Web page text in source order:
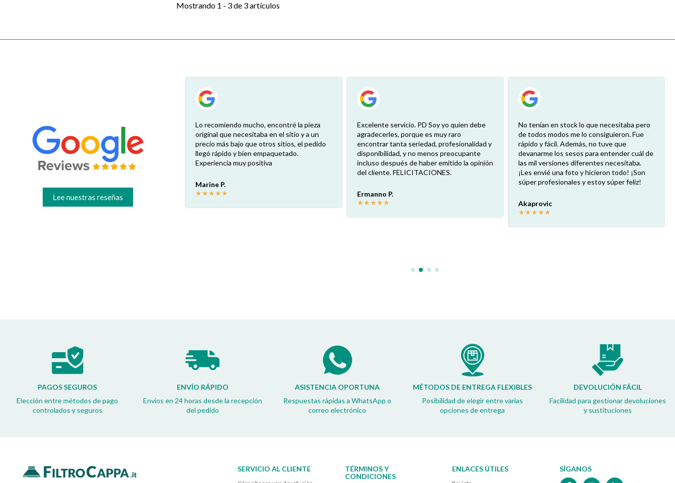
Mostrando 1 - 3 de 3 artículos
Lee nuestras reseñas
Excelente experiencia. Es necesario enviar
la foto de la etiqueta del producto para que
el vendedor verifique los repuestos
exactos. Atenta y rápida respuesta. Ahorro
garantizado respecto a los minoristas
físicos locales: unos 30€ por pieza en mi
Lo recomiendo mucho, encontré la pieza
original que necesitaba en el sitio y a un
precio más bajo que otros sitios, el pedido
llegó rápido y bien empaquetado.
Experiencia muy positiva
Marine P.
★★★★★
Excelente servicio. PD Soy yo quien debe
agradecerles, porque es muy raro
encontrar tanta seriedad, profesionalidad y
disponibilidad, y no menos preocupante
incluso después de haber emitido la opinión
del cliente. FELICITACIONES.
Ermanno P.
★★★★★
No tenían en stock lo que necesitaba pero
de todos modos me lo consiguieron. Fue
rápido y fácil. Además, no tuve que
devanarme los sesos para entender cuál de
las mil versiones diferentes necesitaba.
¡Les envié una foto y hicieron todo! ¡Son
súper profesionales y estoy súper feliz!
Akaprovic
★★★★★
PAGOS SEGUROS
Elección entre métodos de pago
controlados y seguros
ENVÍO RÁPIDO
Envíos en 24 horas desde la recepción
del pedido
ASISTENCIA OPORTUNA
Respuestas rápidas a WhatsApp o
correo electrónico
MÉTODOS DE ENTREGA FLEXIBLES
Posibilidad de elegir entre varias
opciones de entrega
DEVOLUCIÓN FÁCIL
Facilidad para gestionar devoluciones
y sustituciones
SERVICIO AL CLIENTE
TÉRMINOS Y
CONDICIONES
ENLACES ÚTILES SÍGANOS